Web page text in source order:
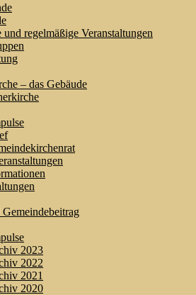
und regelmäßige Veranstaltungen
– das Gebäude
Gemeindebeitrag
2023
2022
2021
2020